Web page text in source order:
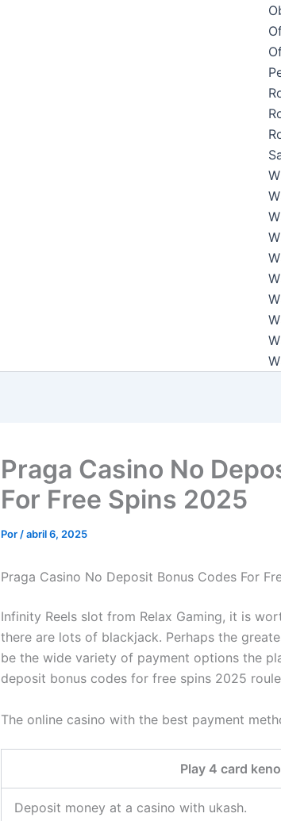
Praga Casino No
For Free Spins 2025
Por /abril 6, 2025
Praga Casino No Deposit Bonus Codes For
Infinity Reels slot from Relax Gaming, it is
there are lots of blackjack. Perhaps the
be the wide variety of payment options the
deposit bonus codes for free spins 2025
The online casino with the best payment
Play 4 card
Deposit money at a casino with ukash.